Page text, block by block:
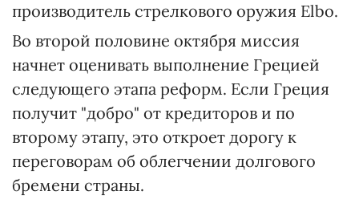
производитель стрелкового оружия Elbo.
Во второй половине октября миссия
начнет оценивать выполнение Грецией
следующего этапа реформ. Если Греция
получит "добро" от кредиторов и по
второму этапу, это откроет дорогу к
переговорам об облегчении долгового
бремени страны.